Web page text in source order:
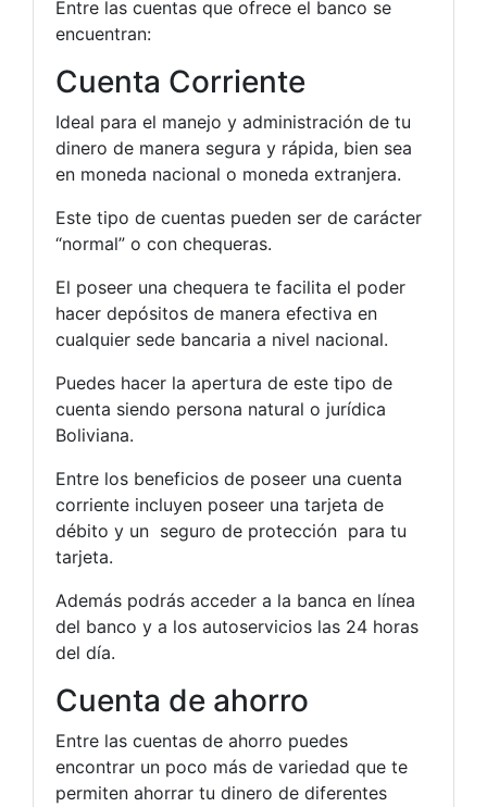
Entre las cuentas que ofrece el banco se
encuentran:
Cuenta Corriente
Ideal para el manejo y administración de tu
dinero de manera segura y rápida, bien sea
en moneda nacional o moneda extranjera.
Este tipo de cuentas pueden ser de carácter
“normal” o con chequeras.
El poseer una chequera te facilita el poder
hacer depósitos de manera efectiva en
cualquier sede bancaria a nivel nacional.
Puedes hacer la apertura de este tipo de
cuenta siendo persona natural o jurídica
Boliviana.
Entre los beneficios de poseer una cuenta
corriente incluyen poseer una tarjeta de
débito y un seguro de protección para tu
tarjeta.
Además podrás acceder a la banca en línea
del banco y a los autoservicios las 24 horas
del día.
Cuenta de ahorro
Entre las cuentas de ahorro puedes
encontrar un poco más de variedad que te
permiten ahorrar tu dinero de diferentes